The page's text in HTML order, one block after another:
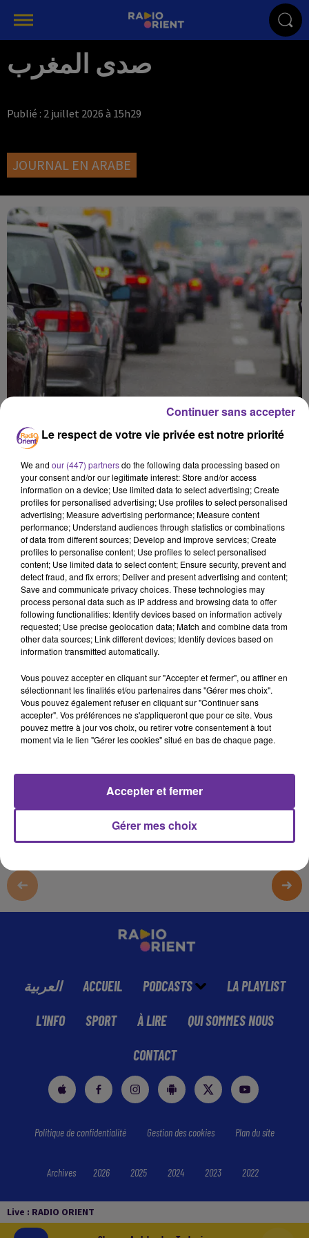
Live : RADIO ORIENT
صدى المغرب
Publié : 2 juillet 2026 à 15h29
JOURNAL EN ARABE
صدى المغرب
2 juillet 2026 - 3 min 59 sec
صدى المغرب
صدى المغرب
صدى المغرب
صدى المغرب
0:00 3 min 59 sec
Afficher la transcription écrite
العربية ACCUEIL PODCASTS LA PLAYLIST
L'INFO SPORT À LIRE QUI SOMMES NOUS
CONTACT
Politique de confidentialité Gestion des cookies Plan du site
Archives 2026 2025 2024 2023 2022
Le respect de votre vie privée est notre priorité
We and our (447) partnersdo the following data processing based on
your consent and/or our legitimate interest: Store and/or access
information on a device; Use limited data to select advertising; Create
profiles for personalised advertising; Use profiles to select personalised
advertising; Measure advertising performance; Measure content
performance; Understand audiences through statistics or combinations
of data from different sources; Develop and improve services; Create
profiles to personalise content; Use profiles to select personalised
content; Use limited data to select content; Ensure security, prevent and
detect fraud, and fix errors; Deliver and present advertising and content;
Save and communicate privacy choices. These technologies may
process personal data such as IP address and browsing data to offer
following functionalities: Identify devices based on information actively
requested; Use precise geolocation data; Match and combine data from
other data sources; Link different devices; Identify devices based on
information transmitted automatically.
Vous pouvez accepter en cliquant sur "Accepter et fermer", ou affiner en
sélectionnant les finalités et/ou partenaires dans "Gérer mes choix".
Vous pouvez également refuser en cliquant sur "Continuer sans
accepter". Vos préférences ne s'appliqueront que pour ce site. Vous
pouvez mettre à jour vos choix, ou retirer votre consentement à tout
moment via le lien "Gérer les cookies" situé en bas de chaque page.
Gérer mes choix
Accepter et fermer
Continuer sans accepter